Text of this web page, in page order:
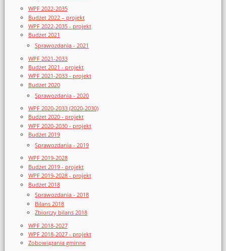
WPF 2022-2035
Budżet 2022 – projekt
WPF 2022-2035 - projekt
Budżet 2021
Sprawozdania - 2021
WPF 2021-2033
Budżet 2021 - projekt
WPF 2021-2033 - projekt
Budżet 2020
Sprawozdania - 2020
WPF 2020-2033 (2020-2030)
Budżet 2020 - projekt
WPF 2020-2030 - projekt
Budżet 2019
Sprawozdania - 2019
WPF 2019-2028
Budżet 2019 - projekt
WPF 2019-2028 - projekt
Budżet 2018
Sprawozdania - 2018
Bilans 2018
Zbiorczy bilans 2018
WPF 2018-2027
WPF 2018-2027 - projekt
Zobowiązania gminne